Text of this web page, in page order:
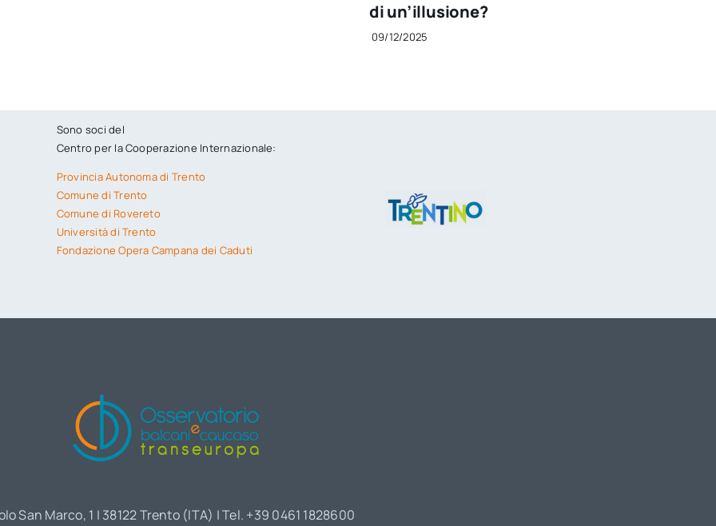
di un’illusione?
09/12/2025
Sono soci del
Centro per la Cooperazione Internazionale:
Provincia Autonoma di Trento
Comune di Trento
Comune di Rovereto
Università di Trento
Fondazione Opera Campana dei Caduti
San Marco, 1 | 38122 Trento (ITA) | Tel. +39 0461 1828600